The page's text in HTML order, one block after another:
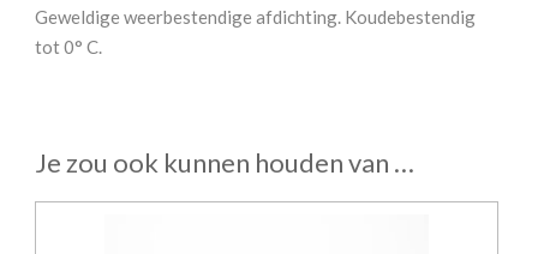
Geweldige weerbestendige afdichting. Koudebestendig
tot 0° C.
Je zou ook kunnen houden van …